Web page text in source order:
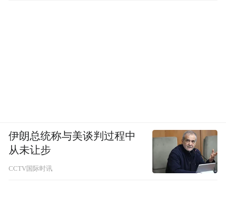
伊朗总统称与美谈判过程中
从未让步
CCTV国际时讯